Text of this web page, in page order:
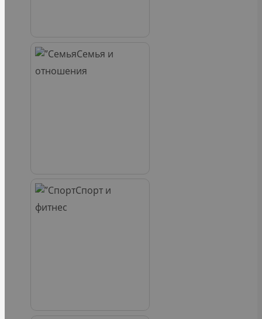
Семья и
отношения
Спорт и
фитнес